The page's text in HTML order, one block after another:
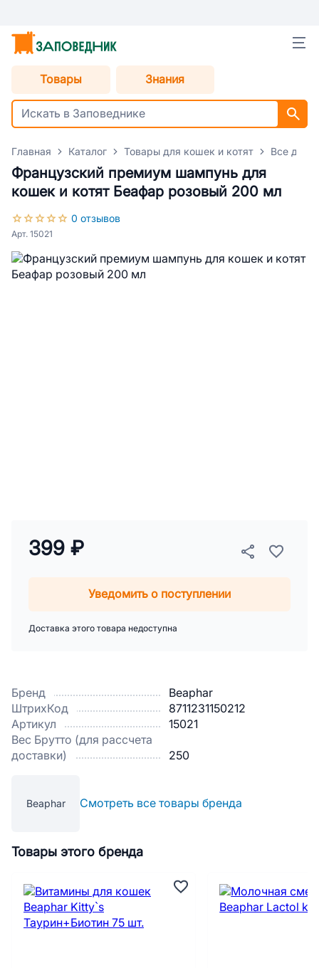
Товары Знания
Главная Каталог Товары для кошек и котят Все для
Французский премиум шампунь для
кошек и котят Беафар розовый 200 мл
0 отзывов
Арт. 15021
Бренд
Beaphar
ШтрихКод
8711231150212
Артикул
15021
Вес Брутто (для рассчета
доставки)
250
Beaphar Смотреть все товары бренда
399 ₽
Уведомить о поступлении
Доставка этого товара недоступна
Товары этого бренда